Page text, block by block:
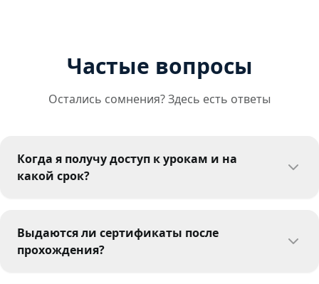
Частые вопросы
Остались сомнения? Здесь есть ответы
Когда я получу доступ к урокам и на
какой срок?
Выдаются ли сертификаты после
прохождения?